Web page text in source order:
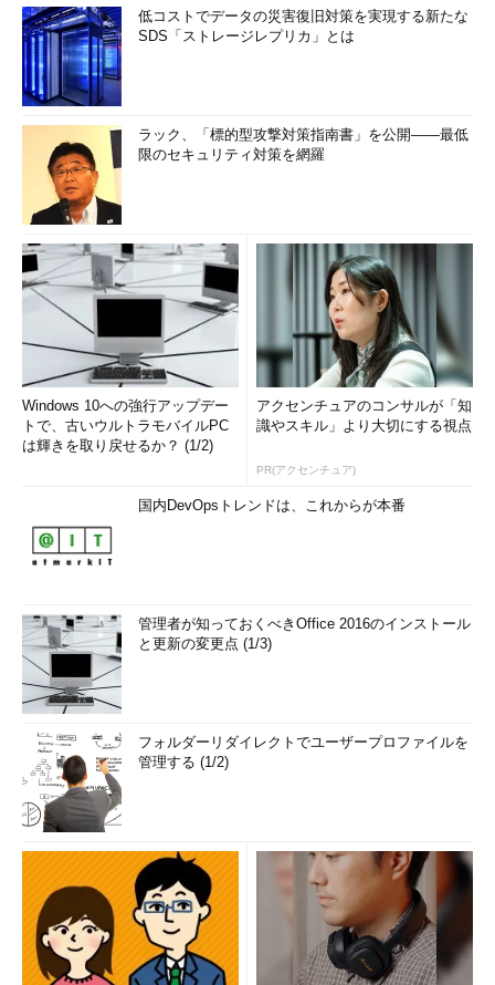
低コストでデータの災害復旧対策を実現する新たな
SDS「ストレージレプリカ」とは
ラック、「標的型攻撃対策指南書」を公開――最低
限のセキュリティ対策を網羅
Windows 10への強行アップデー
トで、古いウルトラモバイルPC
は輝きを取り戻せるか？ (1/2)
アクセンチュアのコンサルが「知
識やスキル」より大切にする視点
PR(アクセンチュア)
国内DevOpsトレンドは、これからが本番
管理者が知っておくべきOffice 2016のインストール
と更新の変更点 (1/3)
フォルダーリダイレクトでユーザープロファイルを
管理する (1/2)